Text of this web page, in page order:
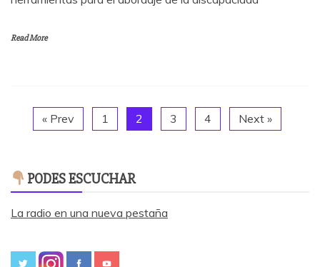
Read More
« Prev 1 2 3 4 Next »
PODES ESCUCHAR
La radio en una nueva pestaña